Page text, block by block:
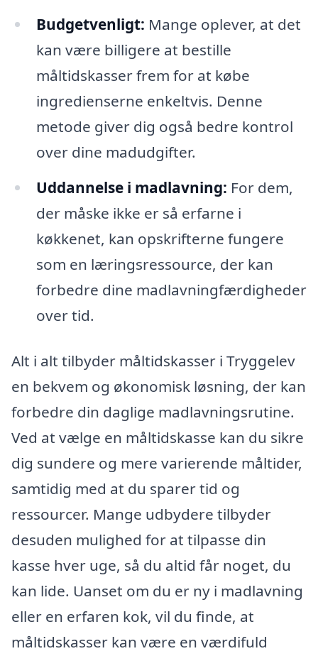
Budgetvenligt: Mange oplever, at det
kan være billigere at bestille
måltidskasser frem for at købe
ingredienserne enkeltvis. Denne
metode giver dig også bedre kontrol
over dine madudgifter.
Uddannelse i madlavning: For dem,
der måske ikke er så erfarne i
køkkenet, kan opskrifterne fungere
som en læringsressource, der kan
forbedre dine madlavningfærdigheder
over tid.
Alt i alt tilbyder måltidskasser i Tryggelev
en bekvem og økonomisk løsning, der kan
forbedre din daglige madlavningsrutine.
Ved at vælge en måltidskasse kan du sikre
dig sundere og mere varierende måltider,
samtidig med at du sparer tid og
ressourcer. Mange udbydere tilbyder
desuden mulighed for at tilpasse din
kasse hver uge, så du altid får noget, du
kan lide. Uanset om du er ny i madlavning
eller en erfaren kok, vil du finde, at
måltidskasser kan være en værdifuld